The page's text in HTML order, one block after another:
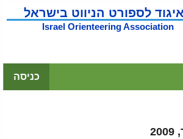
לספורט הניווט בישראל
Israel Orienteering Association
כניסה